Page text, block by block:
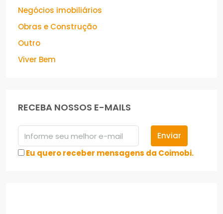
Negócios imobiliários
Obras e Construção
Outro
Viver Bem
RECEBA NOSSOS E-MAILS
Enviar
Eu quero receber mensagens da Coimobi.